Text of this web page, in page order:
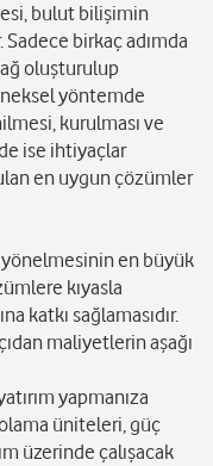
bulut bilişimin
Sadece birkaç adımda
oluşturulup
yöntemde
kurulması ve
ise ihtiyaçlar
en uygun çözümler
en büyük
kıyasla
katkı sağlamasıdır.
maliyetlerin aşağı
yapmanıza
üniteleri, güç
üzerinde çalışacak